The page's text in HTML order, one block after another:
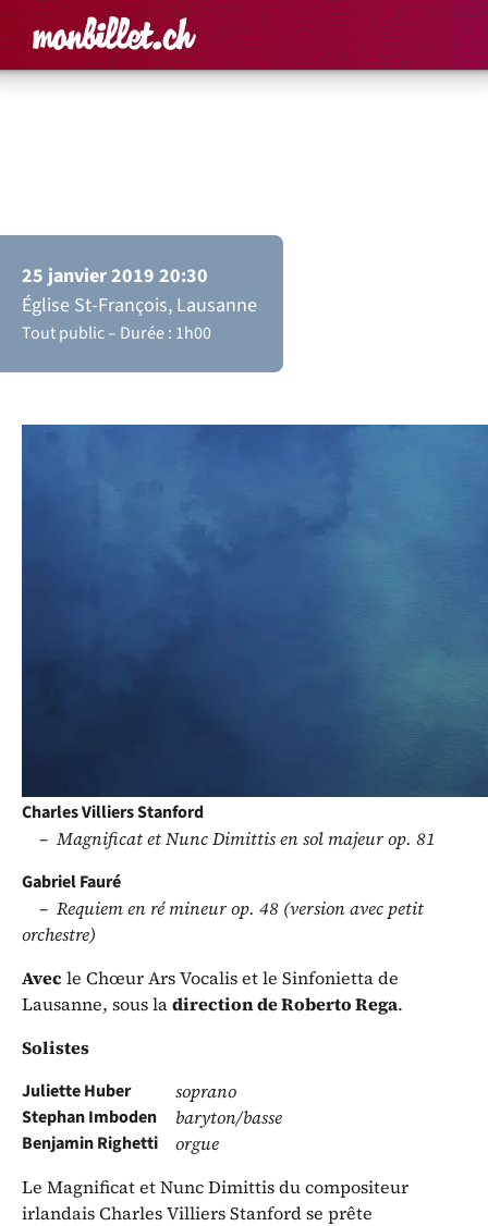
Accueil Rechercher un
Panier
25 janvier 2019 20:30
Église St-François, Lausanne
Tout public Durée : 1h00
Requiem où chantent les anges…
Charles Villiers Stanford
Magnificat et Nunc Dimittis en sol majeur op. 81
Gabriel Fauré
Requiem en ré mineur op. 48 (version avec petit
orchestre)
Avec le Chœur Ars Vocalis et le Sinfonietta de
Lausanne, sous ladirection de Roberto Rega.
Solistes
Juliette Huber
soprano
Stephan Imboden
baryton/basse
Benjamin Righetti
orgue
Le Magnificat et Nunc Dimittis du compositeur
irlandais Charles Villiers Stanford se prête